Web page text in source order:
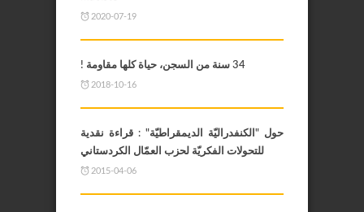
2020-07-19
34 سنة من السجن، حياة كلها مقاومة !
2018-10-16
حول "الكنفدراليّة الديمقراطيّة" : قراءة نقدية
للتحولات الفكريّة لحزب العمّال الكردستاني
2015-04-06